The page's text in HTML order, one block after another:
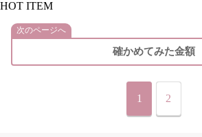
HOT ITEM
次のページへ
確かめてみた金額
1 2